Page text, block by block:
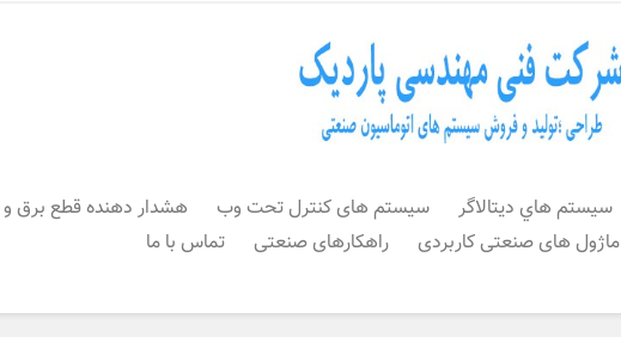
سيستم هاي ديتالاگر سیستم های کنترل تحت وب هشدار دهنده قطع برق
ماژول های صنعتی کاربردی راهکارهای صنعتی تماس با ما